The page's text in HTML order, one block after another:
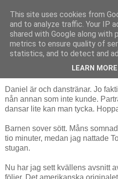
Livsdans
tisdag 14 september 2010
Har rensat
Daniel är och danstränar. Jo
nån annan som inte kunde.
dansar lite kan man tycka.
Barnen sover sött. Måns
tio minuter, medan jag nattade
stugan.
Nu har jag sett kvällens avsnitt
följer. Det amerikanska
This site uses cookies from
and to analyze traffic. Your IP
shared with Google along with
metrics to ensure quality of
statistics, and to detect and
LEARN MORE